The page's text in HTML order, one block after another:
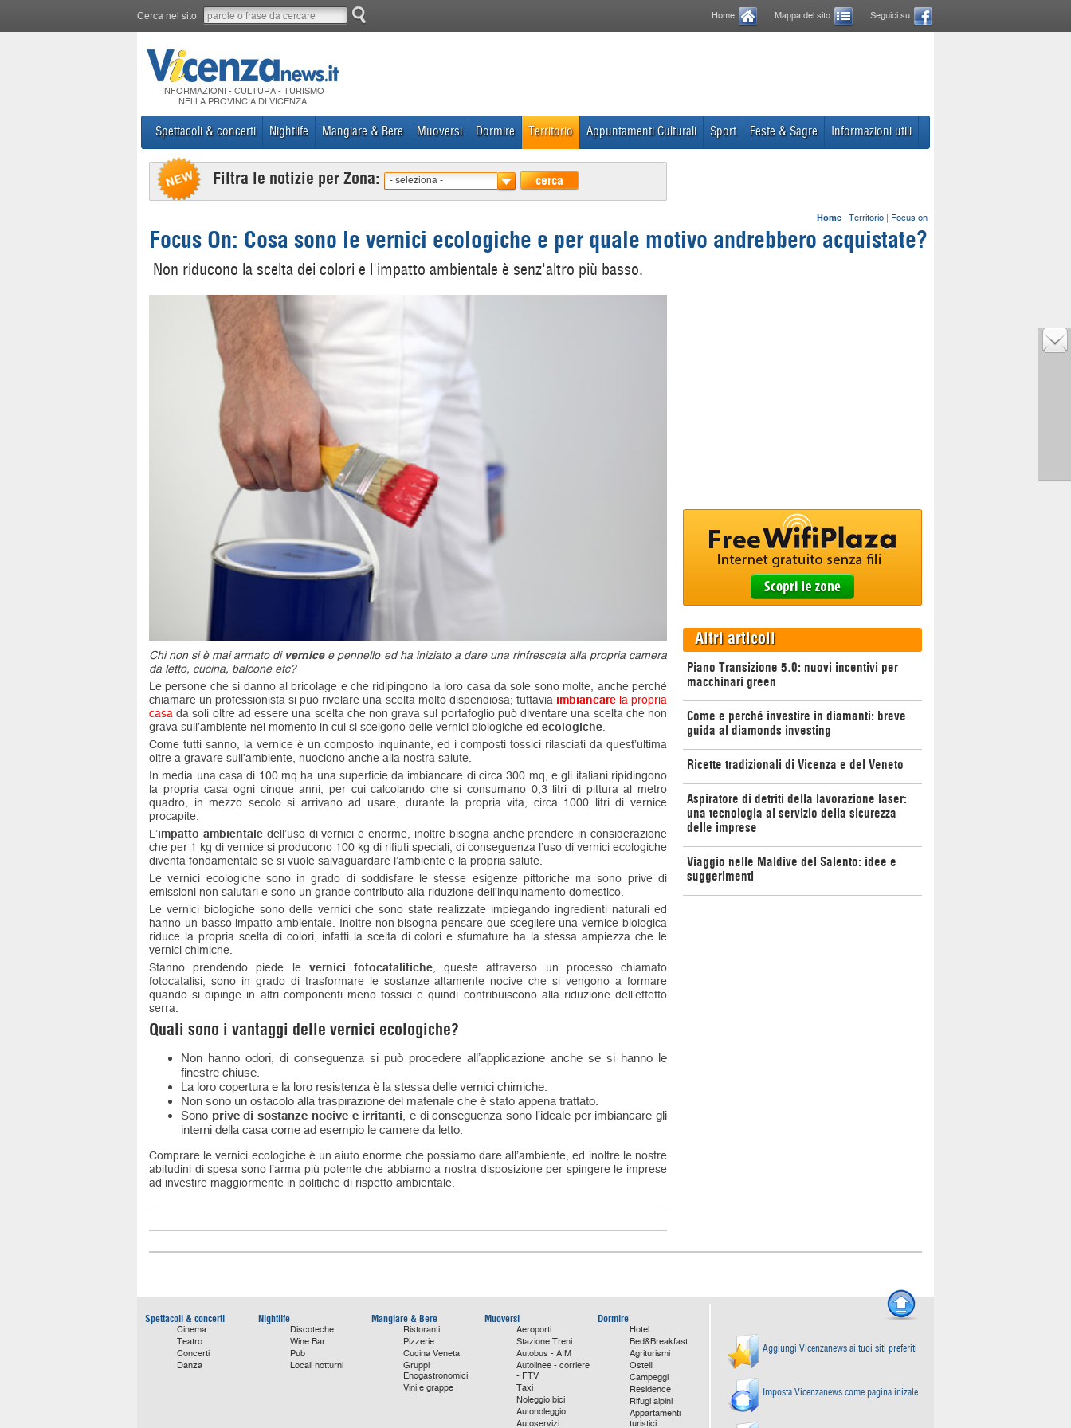
Cerca nel sito Home Mappa del sito Seguici su
INFORMAZIONI - CULTURA - TURISMO
NELLA PROVINCIA DI VICENZA
Spettacoli & concerti Nightlife Mangiare & Bere Muoversi Dormire Territorio Appuntamenti Culturali Sport Feste & Sagre Informazioni utili
Filtra le notizie per Zona: - seleziona - cerca
Home | Territorio | Focus on
Focus On: Cosa sono le vernici ecologiche e per quale motivo andrebbero acquistate?
Non riducono la scelta dei colori e l'impatto ambientale è senz'altro più basso.
Chi non si è mai armato divernicee pennello ed ha iniziato a dare una rinfrescata alla propria camera
da letto, cucina, balcone etc?
Le persone che si danno al bricolage e che ridipingono la loro casa da sole sono molte, anche perché
chiamare un professionista si può rivelare una scelta molto dispendiosa; tuttavia imbiancarela propria
casa da soli oltre ad essere una scelta che non grava sul portafoglio può diventare una scelta che non
grava sull’ambiente nel momento in cui si scelgono delle vernici biologiche ed ecologiche.
Come tutti sanno, la vernice è un composto inquinante, ed i composti tossici rilasciati da quest’ultima
oltre a gravare sull’ambiente, nuociono anche alla nostra salute.
In media una casa di 100 mq ha una superficie da imbiancare di circa 300 mq, e gli italiani ripidingono
la propria casa ogni cinque anni, per cui calcolando che si consumano 0,3 litri di pittura al metro
quadro, in mezzo secolo si arrivano ad usare, durante la propria vita, circa 1000 litri di vernice
procapite.
L’impatto ambientaledell’uso di vernici è enorme, inoltre bisogna anche prendere in considerazione
che per 1 kg di vernice si producono 100 kg di rifiuti speciali, di conseguenza l’uso di vernici ecologiche
diventa fondamentale se si vuole salvaguardare l’ambiente e la propria salute.
Le vernici ecologiche sono in grado di soddisfare le stesse esigenze pittoriche ma sono prive di
emissioni non salutari e sono un grande contributo alla riduzione dell’inquinamento domestico.
Le vernici biologiche sono delle vernici che sono state realizzate impiegando ingredienti naturali ed
hanno un basso impatto ambientale. Inoltre non bisogna pensare que scegliere una vernice biologica
riduce la propria scelta di colori, infatti la scelta di colori e sfumature ha la stessa ampiezza che le
vernici chimiche.
Stanno prendendo piede le vernici fotocatalitiche, queste attraverso un processo chiamato
fotocatalisi, sono in grado di trasformare le sostanze altamente nocive che si vengono a formare
quando si dipinge in altri componenti meno tossici e quindi contribuiscono alla riduzione dell’effetto
serra.
Quali sono i vantaggi delle vernici ecologiche?
Non hanno odori, di conseguenza si può procedere all’applicazione anche se si hanno le
finestre chiuse.
La loro copertura e la loro resistenza è la stessa delle vernici chimiche.
Non sono un ostacolo alla traspirazione del materiale che è stato appena trattato.
Sono prive di sostanze nocive e irritanti, e di conseguenza sono l’ideale per imbiancare gli
interni della casa come ad esempio le camere da letto.
Comprare le vernici ecologiche è un aiuto enorme che possiamo dare all’ambiente, ed inoltre le nostre
abitudini di spesa sono l’arma più potente che abbiamo a nostra disposizione per spingere le imprese
ad investire maggiormente in politiche di rispetto ambientale.
Altri articoli
Piano Transizione 5.0: nuovi incentivi per
macchinari green
Come e perché investire in diamanti: breve
guida al diamonds investing
Ricette tradizionali di Vicenza e del Veneto
Aspiratore di detriti della lavorazione laser:
una tecnologia al servizio della sicurezza
delle imprese
Viaggio nelle Maldive del Salento: idee e
suggerimenti
Spettacoli & concerti
Cinema
Teatro
Concerti
Danza
Nightlife
Discoteche
Wine Bar
Pub
Locali notturni
Mangiare & Bere
Ristoranti
Pizzerie
Cucina Veneta
Gruppi
Enogastronomici
Vini e grappe
Muoversi
Aeroporti
Stazione Treni
Autobus - AIM
Autolinee - corriere
- FTV
Taxi
Noleggio bici
Autonoleggio
Autoservizi
Dormire
Hotel
Bed&Breakfast
Agriturismi
Ostelli
Campeggi
Residence
Rifugi alpini
Appartamenti
turistici
Aggiungi Vicenzanews ai tuoi siti preferiti
Imposta Vicenzanews come pagina inizale